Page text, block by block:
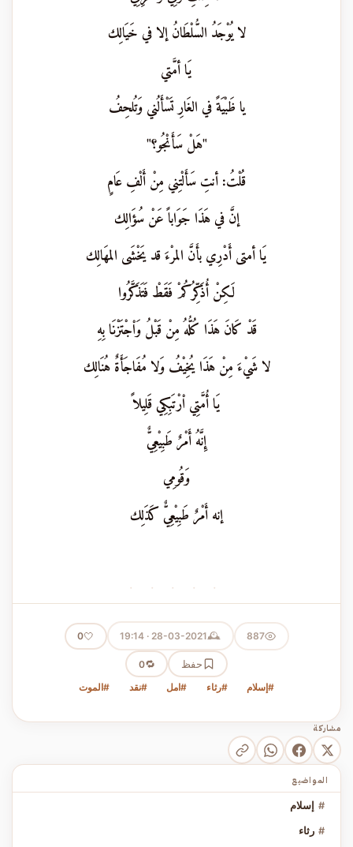
لا يُوْجَدُ السُّلْطَانُ إلا في خَيَالِك
يَا أمَّتي
يا ظَبْيَةً في الغَارِ تَسْأَلُني وَتُلحِفُ
"هَلْ سَأَنْجُو؟"
قُلْتُ: أنتِ سَأَلْتِني مِنْ أَلْفِ عَامٍ
إنَّ في هَذَا جَوَاباً عَنْ سُؤَالِك
يَا أمتى أَدْرِي بأَنَّ المرْءَ قد يَخْشَى المهَالِك
لَكِنْ أُذَكِّرُكُمْ فَقَطْ فَتَذَكَّرُوا
قَدْ كَانَ هَذَا كُلُّهُ مِنْ قَبْلُ وَاْجْتَزْنَا بِهِ
لا شَيْءَ مِنْ هَذَا يُخِيْفُ وَلا مُفَاجَأَةٌ هُنَالِك
يَا أُمَّتِي اْرْتَبِكِي قَلِيلاً
إِنَّهُ أَمْرٌ طَبِيْعِيٌّ
وَقُومِي
إنه أَمْرٌ طَبِيْعِيٌّ كَذَلِك
· · · · ·
887
🕰️
28-03-2021 · 19:14
🤍
0
حفظ 🔁
0
#إسلام
#رثاء #امل #نقد #الموت
مشاركة
المواضيع
# إسلام
# رثاء